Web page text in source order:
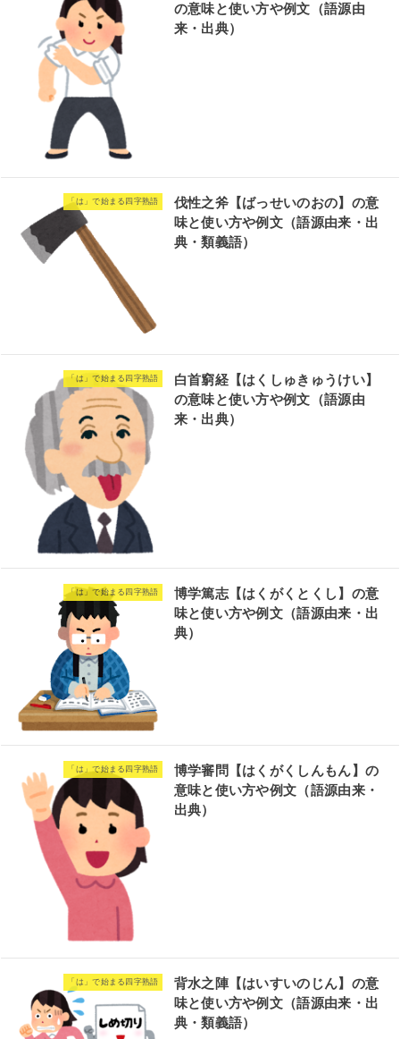
の意味と使い方や例文（語源由
来・出典）
「は」で始まる四字熟語
伐性之斧【ばっせいのおの】の意
味と使い方や例文（語源由来・出
典・類義語）
「は」で始まる四字熟語
白首窮経【はくしゅきゅうけい】
の意味と使い方や例文（語源由
来・出典）
「は」で始まる四字熟語
博学篤志【はくがくとくし】の意
味と使い方や例文（語源由来・出
典）
「は」で始まる四字熟語
博学審問【はくがくしんもん】の
意味と使い方や例文（語源由来・
出典）
「は」で始まる四字熟語
背水之陣【はいすいのじん】の意
味と使い方や例文（語源由来・出
典・類義語）